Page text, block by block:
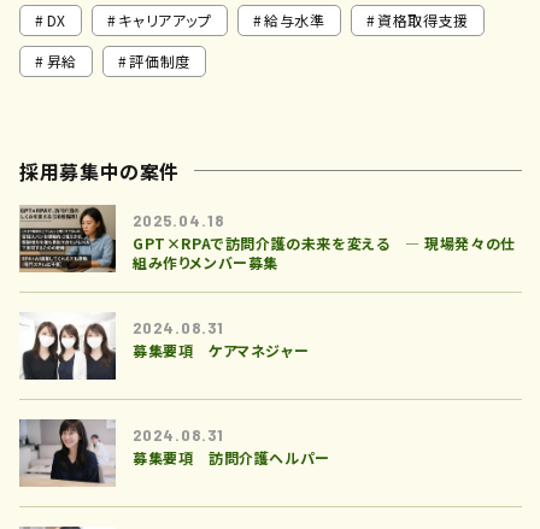
DX キャリアアップ 給与水準
資格取得支援
昇給
評価制度
採用募集中の案件
2025.04.18
GPT×RPAで訪問介護の未来を変える ― 現場発々の仕
組み作りメンバー募集
2024.08.31
募集要項 ケアマネジャー
2024.08.31
募集要項 訪問介護ヘルパー